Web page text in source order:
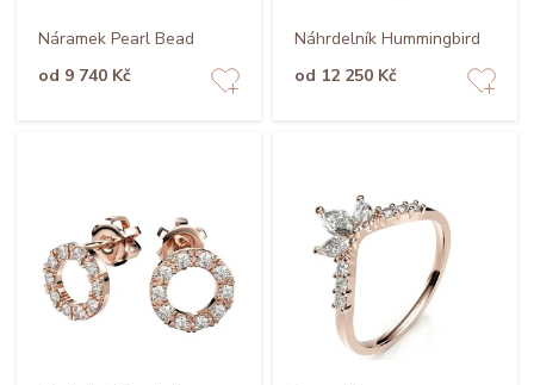
Náramek Pearl Bead
od 9 740 Kč
Náhrdelník Hummingbird
od 12 250 Kč